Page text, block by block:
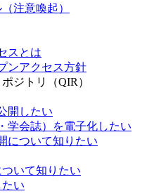
注意喚起）
スとは
ンアクセス方針
ジトリ（QIR）
開したい
学会誌）を電子化したい
について知りたい
いて知りたい
い